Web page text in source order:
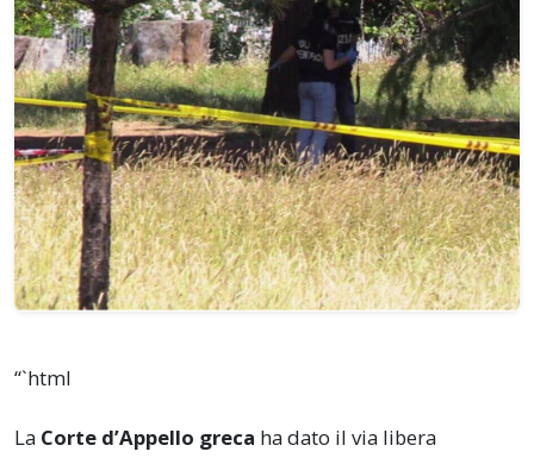
“`html
La Corte d’Appello greca ha dato il via libera